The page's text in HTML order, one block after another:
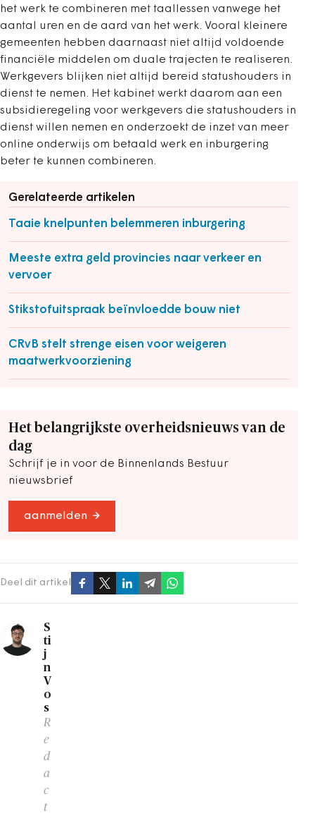
het werk te combineren met taallessen vanwege het
aantal uren en de aard van het werk. Vooral kleinere
gemeenten hebben daarnaast niet altijd voldoende
financiële middelen om duale trajecten te realiseren.
Werkgevers blijken niet altijd bereid statushouders in
dienst te nemen. Het kabinet werkt daarom aan een
subsidieregeling voor werkgevers die statushouders in
dienst willen nemen en onderzoekt de inzet van meer
online onderwijs om betaald werk en inburgering
beter te kunnen combineren.
Gerelateerde artikelen
Taaie knelpunten belemmeren inburgering
Meeste extra geld provincies naar verkeer en
vervoer
Stikstofuitspraak beïnvloedde bouw niet
CRvB stelt strenge eisen voor weigeren
maatwerkvoorziening
Het belangrijkste overheidsnieuws van de
dag
Schrijf je in voor de Binnenlands Bestuur
nieuwsbrief
aanmelden
Deel dit artikel
S
ti
j
n
V
o
s
R
e
d
a
c
t